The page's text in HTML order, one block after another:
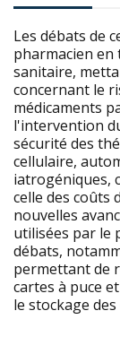
Les débats de
pharmacien en
sanitaire,
concernant le
médicaments
l'intervention
sécurité des
cellulaire,
iatrogéniques,
celle des coûts
nouvelles
utilisées par le
débats,
permettant de
cartes à puce
le stockage